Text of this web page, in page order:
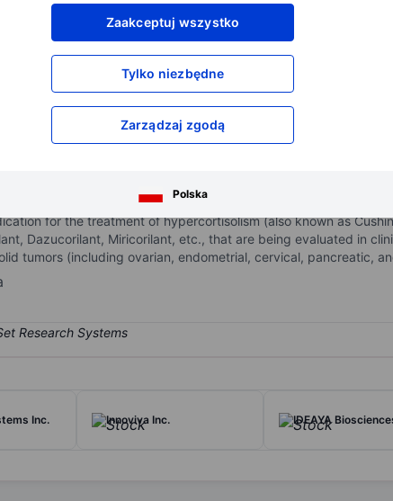
Zaakceptuj wszystko
Tylko niezbędne
Zarządzaj zgodą
Polska
XXXXXXX
XXXXXXX
XXXXXXX
XXXXXXX
Otwórz kontoaby uzyskać dostęp do większej ilości
company engaged in the discovery and
by modulating the effect of the cortisol hormone. The
for the treatment of hypercortisolism (also known as
Dazucorilant, Miricorilant, etc., that are being evaluated in
tumors (including ovarian, endometrial, cervical, pancreatic,
Inc. Innoviva Inc. IDEAYA